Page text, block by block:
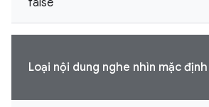
Loại nội dung nghe nhìn mặc